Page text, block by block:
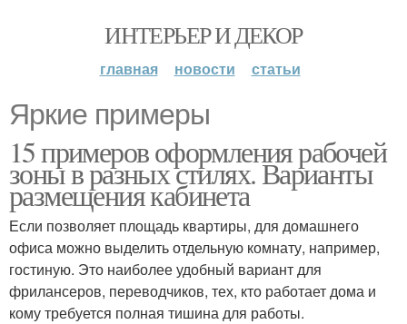
ИНТЕРЬЕР И ДЕКОР
главная новости статьи
Яркие примеры
15 примеров оформления рабочей
зоны в разных стилях. Варианты
размещения кабинета
Если позволяет площадь квартиры, для домашнего
офиса можно выделить отдельную комнату, например,
гостиную. Это наиболее удобный вариант для
фрилансеров, переводчиков, тех, кто работает дома и
кому требуется полная тишина для работы.